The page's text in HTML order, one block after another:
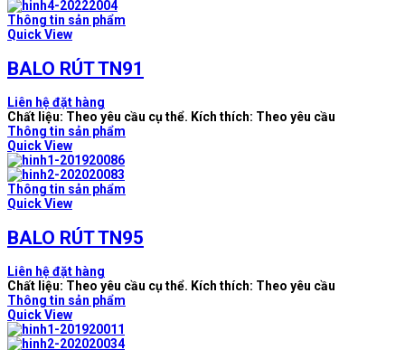
Thông tin sản phẩm
Quick View
BALO RÚT TN91
Liên hệ đặt hàng
Chất liệu: Theo yêu cầu cụ thể. Kích thích: Theo yêu cầu
Thông tin sản phẩm
Quick View
Thông tin sản phẩm
Quick View
BALO RÚT TN95
Liên hệ đặt hàng
Chất liệu: Theo yêu cầu cụ thể. Kích thích: Theo yêu cầu
Thông tin sản phẩm
Quick View